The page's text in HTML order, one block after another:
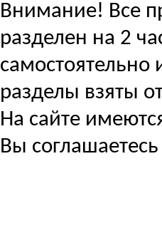
Внимание! Все
разделен на 2
самостоятельно
разделы взяты
На сайте
Вы